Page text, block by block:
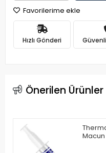
Favorilerime ekle
Hızlı Gönderi
Önerilen Ürünler
Macun